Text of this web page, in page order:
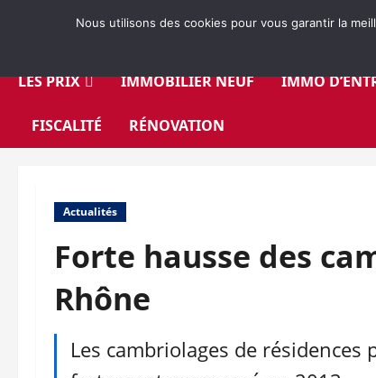
LES PRIX
IMMOBILIER NEUF IMMO
FISCALITÉ RÉNOVATION
Actualités
Forte hausse des
Rhône
Les cambriolages de
Nous utilisons des cookies pour vous garantir la